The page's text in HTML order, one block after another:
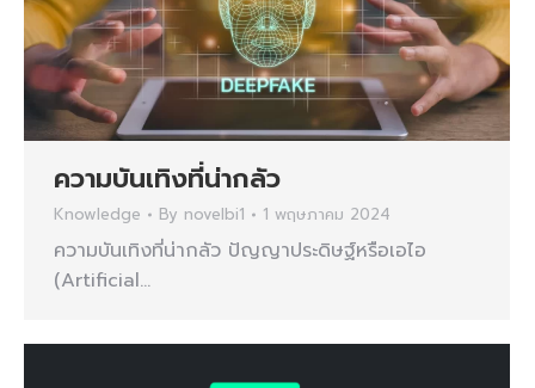
ความบันเทิงที่น่ากลัว
Knowledge By novelbi1 1 พฤษภาคม 2024
ความบันเทิงที่น่ากลัว ปัญญาประดิษฐ์หรือเอไอ
(Artificial…